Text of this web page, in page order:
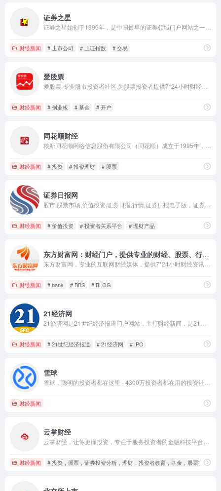
证券之星
财经新闻 # 上市公司 # 上证指数 # 交易
爱股票
财经新闻 # 创业板 # 基金 # 开户
同花顺财经
财经新闻 # 投资 # 投资理财 # 股票
证券日报网
财经新闻 # 价值投资 # 投资者关系平台 # 理财产品
东方财富网：财经门户，提供专业的财经、股票、行情、证券、基金、理财、银行、保险、信托、期货、黄金、股吧、博客等各类财经资讯及数据
财经新闻 # bank # BBS # BLOG
21经济网
财经新闻 # 21世纪经济报道 # 21经济网 # IPO
雪球
财经新闻
云掌财经
财经新闻 # 投资，股票，证券投资分析，理财，投资者教育，基金，股票投资，